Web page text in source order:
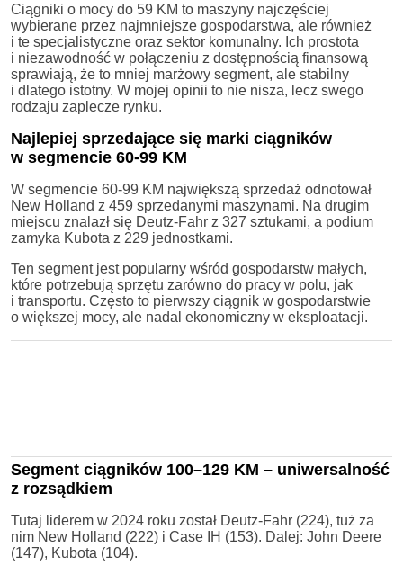
Ciągniki o mocy do 59 KM to maszyny najczęściej
wybierane przez najmniejsze gospodarstwa, ale również
i te specjalistyczne oraz sektor komunalny. Ich prostota
i niezawodność w połączeniu z dostępnością finansową
sprawiają, że to mniej marżowy segment, ale stabilny
i dlatego istotny. W mojej opinii to nie nisza, lecz swego
rodzaju zaplecze rynku.
Najlepiej sprzedające się marki ciągników
w segmencie 60-99 KM
W segmencie 60-99 KM największą sprzedaż odnotował
New Holland z 459 sprzedanymi maszynami. Na drugim
miejscu znalazł się Deutz-Fahr z 327 sztukami, a podium
zamyka Kubota z 229 jednostkami.
Ten segment jest popularny wśród gospodarstw małych,
które potrzebują sprzętu zarówno do pracy w polu, jak
i transportu. Często to pierwszy ciągnik w gospodarstwie
o większej mocy, ale nadal ekonomiczny w eksploatacji.
Segment ciągników 100–129 KM – uniwersalność
z rozsądkiem
Tutaj liderem w 2024 roku został Deutz-Fahr (224), tuż za
nim New Holland (222) i Case IH (153). Dalej: John Deere
(147), Kubota (104).